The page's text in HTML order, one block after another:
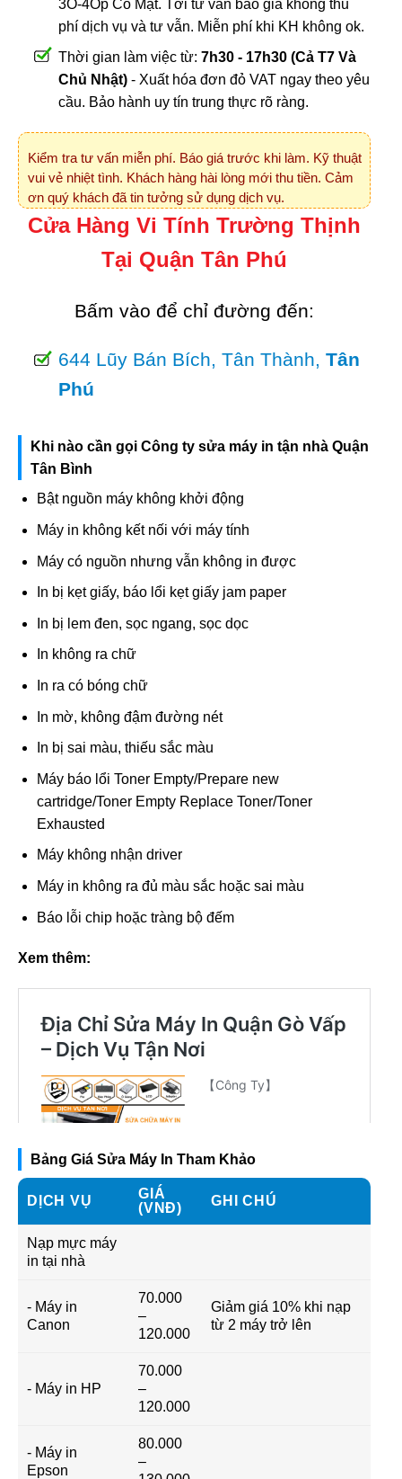
3O-4Op Có Mặt. Tới tư vấn báo giá không thu
phí dịch vụ và tư vẫn. Miễn phí khi KH không ok.
Thời gian làm việc từ: 7h30 - 17h30 (Cả T7 Và
Chủ Nhật) - Xuất hóa đơn đỏ VAT ngay theo yêu
cầu. Bảo hành uy tín trung thực rõ ràng.
Kiểm tra tư vấn miễn phí. Báo giá trước khi làm. Kỹ thuật
vui vẻ nhiệt tình. Khách hàng hài lòng mới thu tiền. Cảm
ơn quý khách đã tin tưởng sử dụng dịch vụ.
Cửa Hàng Vi Tính Trường Thịnh
Tại Quận Tân Phú
Bấm vào để chỉ đường đến:
644 Lũy Bán Bích, Tân Thành, Tân
Phú
Khi nào cần gọi Công ty sửa máy in tận nhà Quận
Tân Bình
Bật nguồn máy không khởi động
Máy in không kết nối với máy tính
Máy có nguồn nhưng vẫn không in được
In bị kẹt giấy, báo lổi kẹt giấy jam paper
In bị lem đen, sọc ngang, sọc dọc
In không ra chữ
In ra có bóng chữ
In mờ, không đậm đường nét
In bị sai màu, thiếu sắc màu
Máy báo lổi Toner Empty/Prepare new
cartridge/Toner Empty Replace Toner/Toner
Exhausted
Máy không nhận driver
Máy in không ra đủ màu sắc hoặc sai màu
Báo lỗi chip hoặc tràng bộ đếm
Xem thêm:
Bảng Giá Sửa Máy In Tham Khảo
DỊCH VỤ
GIÁ
(VNĐ)
GHI CHÚ
Nạp mực máy
in tại nhà
- Máy in
Canon
70.000
–
120.000
Giảm giá 10% khi nạp
từ 2 máy trở lên
- Máy in HP
70.000
–
120.000
- Máy in
Epson
80.000
–